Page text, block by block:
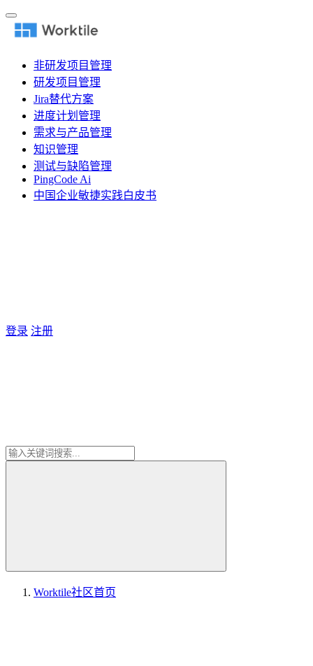
非研发项目管理
研发项目管理
Jira替代方案
进度计划管理
需求与产品管理
知识管理
测试与缺陷管理
PingCode Ai
中国企业敏捷实践白皮书
登录 注册
Worktile社区首页